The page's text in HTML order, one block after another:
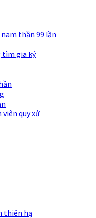
thần 99 lần
tìm gia ký
quy xử
thiên hạ